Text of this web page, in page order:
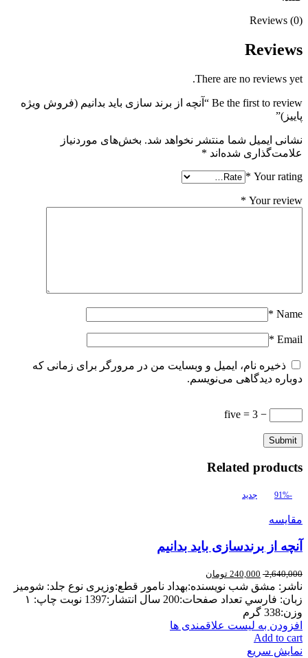
Reviews (0)
Reviews
There are no reviews yet.
Be the first to review “آنچه از برند سازی باید بدانیم (فروش ویژه
پاییز)”
نشانی ایمیل شما منتشر نخواهد شد. بخش‌های موردنیاز
علامت‌گذاری شده‌اند *
Your rating
*
Your review
*
Name
*
Email
*
ذخیره نام، ایمیل و وبسایت من در مرورگر برای زمانی که
دوباره دیدگاهی می‌نویسم.
− five = 3
Related products
-91% جدید
مقایسه
آنچه از برندسازی باید بدانیم
2,640,000
240,000 تومان
ناشر: مشق شب نويسنده:بهداد نامور قطع:وزیری نوع جلد: شوميز
زبان: فارسي تعداد صفحات:200 سال انتشار:1397 نوبت چاپ: ۱
وزن:338 گرم
افزودن به لیست علاقمندی ها
Add to cart
نمایش سریع